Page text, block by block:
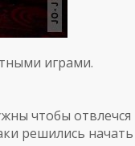
играми.
чтобы отвлечся
решились начать